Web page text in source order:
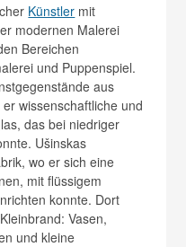
Künstler mit
modernen Malerei
Bereichen
und Puppenspiel.
aus
wissenschaftliche und
das bei niedriger
Ušinskas
wo er sich eine
mit flüssigem
konnte. Dort
Vasen,
und kleine